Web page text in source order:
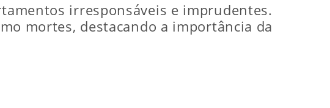
irresponsáveis e imprudentes.
mortes, destacando a importância da